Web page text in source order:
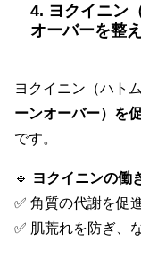
4. ヨクイニン
オーバーを整
ヨクイニン（ハト
ーンオーバー）を
です。
🔹 ヨクイニンの働
✅ 角質の代謝を促
✅ 肌荒れを防ぎ、